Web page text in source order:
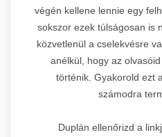
végén kellene lennie egy
sokszor ezek túlságosan is
közvetlenül a cselekvésre
anélkül, hogy az
történik. Gyakorold ezt
számodra
Duplán ellenőrizd a